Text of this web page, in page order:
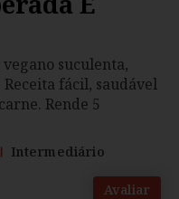
suculenta,
fácil, saudável
Rende 5
Intermediário
Avaliar